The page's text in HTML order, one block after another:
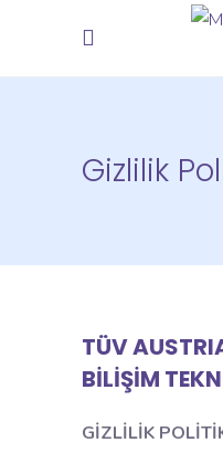
Gizlilik
TÜV
BİLİŞİM
GİZLİLİK